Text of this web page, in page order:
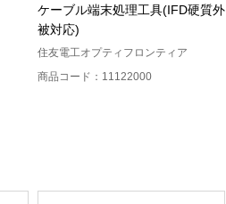
ケーブル端末処理工具(IFD硬質外
被対応)
住友電工オプティフロンティア
商品コード：11122000